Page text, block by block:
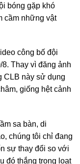
bóng gặp khó
cầm những vật
công bố đội
Thay vì đăng ảnh
CLB này sử dụng
giống hệt cảnh
sa bàn, di
chúng tôi chỉ đang
sự thay đổi so với
đó thắng trong loạt